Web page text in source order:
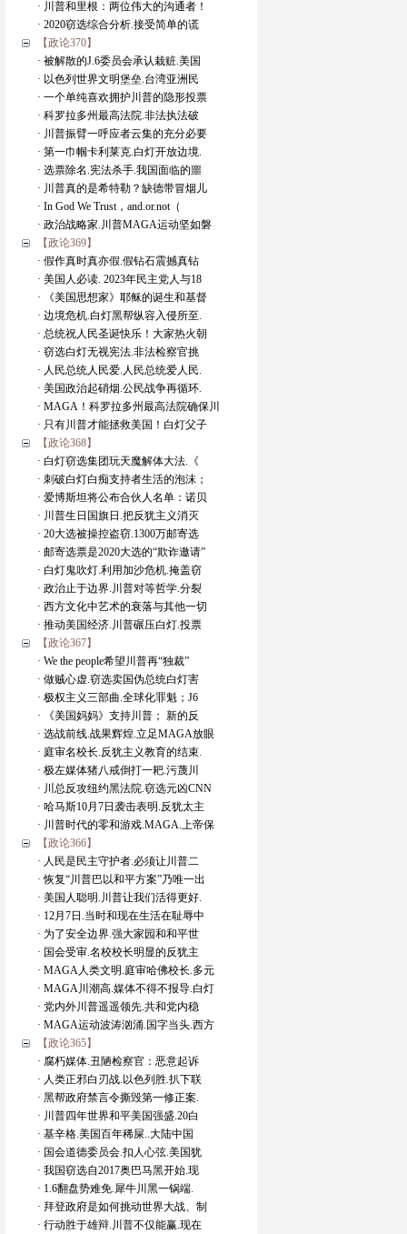
· 川普和里根：两位伟大的沟通者！
· 2020窃选综合分析.接受简单的谎
【政论370】
· 被解散的J.6委员会承认栽赃.美国
· 以色列世界文明堡垒.台湾亚洲民
· 一个单纯喜欢拥护川普的隐形投票
· 科罗拉多州最高法院.非法执法破
· 川普振臂一呼应者云集的充分必要
· 第一巾帼卡利莱克.白灯开放边境.
· 选票除名.宪法杀手.我国面临的噩
· 川普真的是希特勒？缺德带冒烟儿
· In God We Trust，and.or.not（
· 政治战略家.川普MAGA运动坚如磐
【政论369】
· 假作真时真亦假.假钻石震撼真钻
· 美国人必读. 2023年民主党人与18
· 《美国思想家》耶稣的诞生和基督
· 边境危机.白灯黑帮纵容入侵所至.
· 总统祝人民圣诞快乐！大家热火朝
· 窃选白灯无视宪法.非法检察官挑
· 人民总统人民爱.人民总统爱人民.
· 美国政治起硝烟.公民战争再循环.
· MAGA！科罗拉多州最高法院确保川
· 只有川普才能拯救美国！白灯父子
【政论368】
· 白灯窃选集团玩天魔解体大法.《
· 刺破白灯白痴支持者生活的泡沫；
· 爱博斯坦将公布合伙人名单：诺贝
· 川普生日国旗日.把反犹主义消灭
· 20大选被操控盗窃.1300万邮寄选
· 邮寄选票是2020大选的“欺诈邀请”
· 白灯鬼吹灯.利用加沙危机.掩盖窃
· 政治止于边界.川普对等哲学.分裂
· 西方文化中艺术的衰落与其他一切
· 推动美国经济.川普碾压白灯.投票
【政论367】
· We the people希望川普再“独裁”
· 做贼心虚.窃选卖国伪总统白灯害
· 极权主义三部曲.全球化罪魁；J6
· 《美国妈妈》支持川普； 新的反
· 选战前线.战果辉煌.立足MAGA放眼
· 庭审名校长.反犹主义教育的结束.
· 极左媒体猪八戒倒打一耙.污蔑川
· 川总反攻纽约黑法院.窃选元凶CNN
· 哈马斯10月7日袭击表明.反犹太主
· 川普时代的零和游戏.MAGA.上帝保
【政论366】
· 人民是民主守护者.必须让川普二
· 恢复“川普巴以和平方案”乃唯一出
· 美国人聪明.川普让我们活得更好.
· 12月7日.当时和现在生活在耻辱中
· 为了安全边界.强大家园和和平世
· 国会受审.名校校长明显的反犹主
· MAGA人类文明.庭审哈佛校长.多元
· MAGA川潮高.媒体不得不报导.白灯
· 党内外川普遥遥领先.共和党内稳
· MAGA运动波涛汹涌.国字当头.西方
【政论365】
· 腐朽媒体.丑陋检察官：恶意起诉
· 人类正邪白刃战.以色列胜.扒下联
· 黑帮政府禁言令撕毁第一修正案.
· 川普四年世界和平美国强盛.20白
· 基辛格.美国百年稀屎..大陆中国
· 国会道德委员会.扣人心弦.美国犹
· 我国窃选自2017奥巴马黑开始.现
· 1.6翻盘势难免.犀牛川黑一锅端.
· 拜登政府是如何挑动世界大战、制
· 行动胜于雄辩.川普不仅能赢.现在